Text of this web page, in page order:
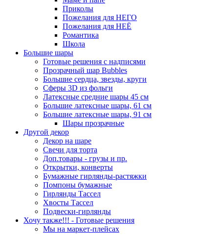
Приколы
Пожелания для НЕГО
Пожелания для НЕЁ
Романтика
Школа
Большие шары
Готовые решения с надписями
Прозрачный шар Bubbles
Большие сердца, звезды, круги
Сферы 3D из фольги
Латексные средние шары 45 см
Большие латексные шары, 61 см
Большие латексные шары, 91 см
Шары прозрачные
Другой декор
Декор на шаре
Свечи для торта
Доп.товары - грузы и пр.
Открытки, конверты
Бумажные гирлянды-растяжки
Помпоны бумажные
Гирлянды Тассел
Хвосты Тассел
Подвески-гирлянды
Хочу также!!! - Готовые решения
Мы на маркет-плейсах